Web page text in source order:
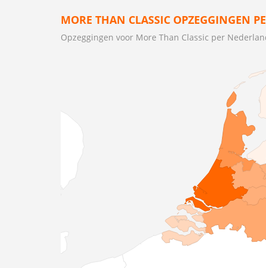
MORE THAN CLASSIC OPZEGGINGEN
Opzeggingen voor More Than Classic per